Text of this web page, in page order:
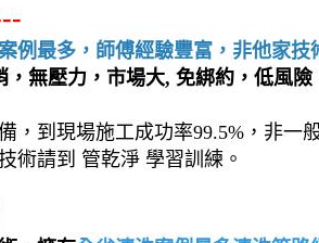
例最多，師傅經驗豐富，非他家技
無壓力，市場大, 免綁約，低風險
，到現場施工成功率99.5%，非
術請到 管乾淨 學習訓練。